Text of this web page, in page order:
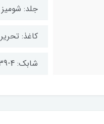
جلد: شومیز
کاغذ: تحریر
شابک: 4-39-9896-600-978